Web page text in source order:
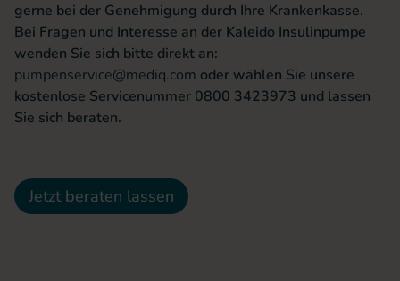
gerne bei der Genehmigung durch Ihre Krankenkasse.
Bei Fragen und Interesse an der Kaleido Insulinpumpe
wenden Sie sich bitte direkt an:
pumpenservice@mediq.com oder wählen Sie unsere
kostenlose Servicenummer 0800 3423973 und lassen
Sie sich beraten.
Jetzt beraten lassen